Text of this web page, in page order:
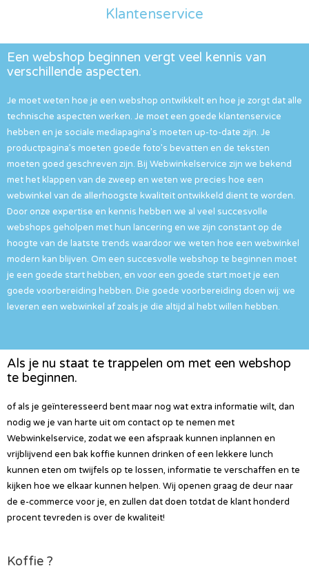
Klantenservice
Een webshop beginnen vergt veel kennis van
verschillende aspecten.
Je moet weten hoe je een webshop ontwikkelt en hoe je zorgt dat alle
technische aspecten werken. Je moet een goede klantenservice
hebben en je sociale mediapagina’s moeten up-to-date zijn. Je
productpagina’s moeten goede foto’s bevatten en de teksten
moeten goed geschreven zijn. Bij Webwinkelservice zijn we bekend
met het klappen van de zweep en weten we precies hoe een
webwinkel van de allerhoogste kwaliteit ontwikkeld dient te worden.
Door onze expertise en kennis hebben we al veel succesvolle
webshops geholpen met hun lancering en we zijn constant op de
hoogte van de laatste trends waardoor we weten hoe een webwinkel
modern kan blijven. Om een succesvolle webshop te beginnen moet
je een goede start hebben, en voor een goede start moet je een
goede voorbereiding hebben. Die goede voorbereiding doen wij: we
leveren een webwinkel af zoals je die altijd al hebt willen hebben.
Als je nu staat te trappelen om met een webshop
te beginnen.
of als je geïnteresseerd bent maar nog wat extra informatie wilt, dan
nodig we je van harte uit om contact op te nemen met
Webwinkelservice, zodat we een afspraak kunnen inplannen en
vrijblijvend een bak koffie kunnen drinken of een lekkere lunch
kunnen eten om twijfels op te lossen, informatie te verschaffen en te
kijken hoe we elkaar kunnen helpen. Wij openen graag de deur naar
de e-commerce voor je, en zullen dat doen totdat de klant honderd
procent tevreden is over de kwaliteit!
Koffie ?